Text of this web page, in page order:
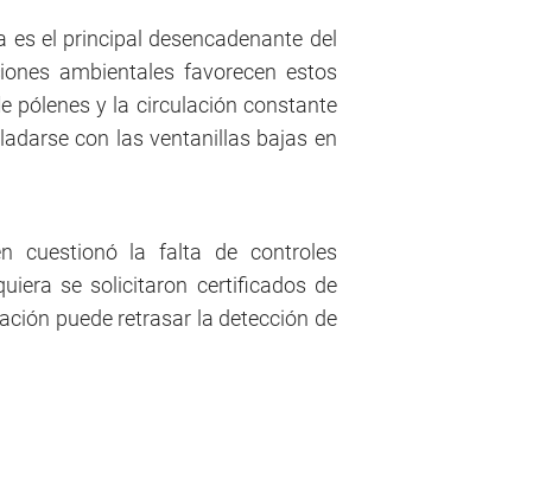
es el principal desencadenante del
ambientales favorecen estos
pólenes y la circulación constante
con las ventanillas bajas en
cuestionó la falta de controles
se solicitaron certificados de
puede retrasar la detección de